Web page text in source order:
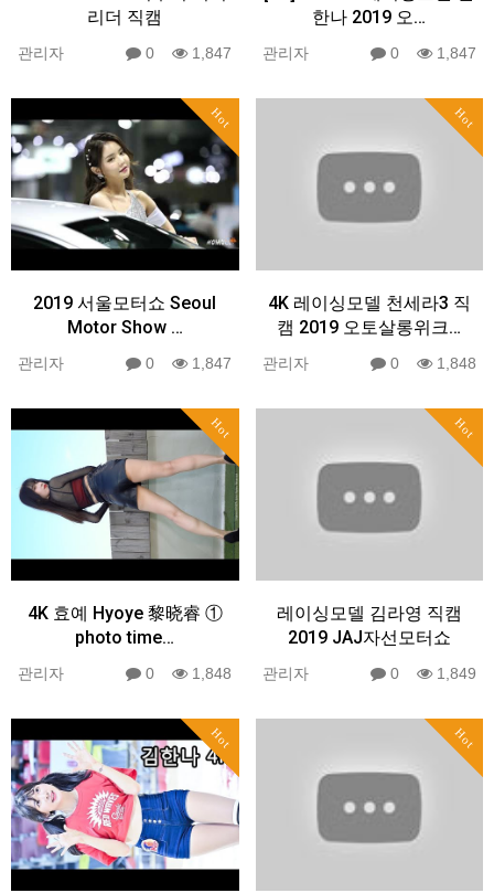
리더 직캠
관리자 0 1,847
한나 2019 오…
관리자 0 1,847
Hot
2019 서울모터쇼 Seoul
Motor Show …
관리자 0 1,847
Hot
4K 레이싱모델 천세라3 직
캠 2019 오토살롱위크…
관리자 0 1,848
Hot
4K 효예 Hyoye 黎晓睿 ①
photo time…
관리자 0 1,848
Hot
레이싱모델 김라영 직캠
2019 JAJ자선모터쇼
관리자 0 1,849
Hot Hot